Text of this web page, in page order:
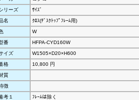
リーズ
ｻｲｽﾞ
名
ｸﾛｽ(ﾃﾞｽｸﾄｯﾌﾟﾌﾚｰﾑ用)
W
番
HFPA-CYD160W
イズ
W1505×D20×H600
格
10,800 円
質
徴
考１
ﾌﾚｰﾑは除く